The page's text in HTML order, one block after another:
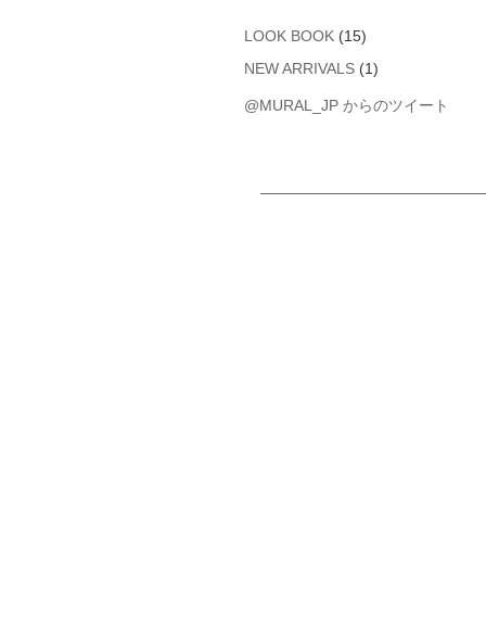
LOOK BOOK (15)
NEW ARRIVALS (1)
@MURAL_JP からのツイート